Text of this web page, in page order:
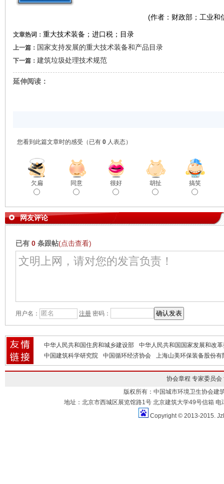
(作者：财政部；工业
文章热词： 重大技术装备；进口税；目录
上一篇： 国家支持发展的重大技术装备和产品目录
下一篇： 建筑垃圾处理技术规范
延伸阅读：
您看到此篇文章时的感受 （已有 0 人表态）
欠扁 同意 很好 胡扯 搞笑
网友评论
已有 0 条跟帖(点击查看)
用户名： 注册 密码：
中华人民共和国住房和城乡建设部
中华人民共和国国家发展和改
中国建筑科学研究院
中国循环经济协会 上海山美环保装备股份有
协会章程 专家委员会
版权所有：中国城市环境卫生协会建
地址：北京市西城区展览馆路1号 北京建筑大学49号信箱
Copyright © 2013-2015.